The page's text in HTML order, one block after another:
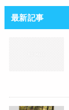
最新記事